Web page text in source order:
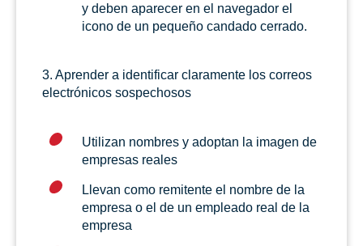
y deben aparecer en el navegador el
icono de un pequeño candado cerrado.
3. Aprender a identificar claramente los correos
electrónicos sospechosos
Utilizan nombres y adoptan la imagen de
empresas reales
Llevan como remitente el nombre de la
empresa o el de un empleado real de la
empresa